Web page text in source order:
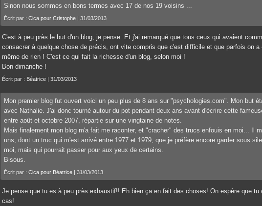
Sinon nous sommes en bons termes avec 17 de nos 19 voisins ...
Écrit par : Cica pour Cristophe | 31/03/2013
C'est à peu près le but d'un blog, je pense. Et j'ai remarqué que tous ceux qui avaient
consacrer à quelque chose de précis, ont vite compris que c'est difficile et que parfois on a
même de rien ! C'est ce qui fait la richesse d'un blog, selon moi !
Bon dimanche !
Écrit par : Béatrice | 31/03/2013
Mon premier blog fut ouvert voici un peu plus de 8 ans sur "psychologies.com". Mon but
avec Nathalie. J'ai donc tourné autour du pot pendant deux ans avant d'écrire cette
entre août et octobre 2007, répartie sur une vingtaine de notes.
Mais finalement mon blog m'a fait me raconter, et "cracher" des trucs enfouis en moi... Il
uns, dont un truc qui m'est arrivé entre 1977 et 1979, que je préfère encore garder sous
moi, mais qui pourrait passer pour aux yeux de certains.
Bisous.
Écrit par : Cica pour Béatrice | 31/03/2013
Je pense que tu es à peu près exhaustif!! Eh bien ça en fait des choses! On espère que tu
cas!